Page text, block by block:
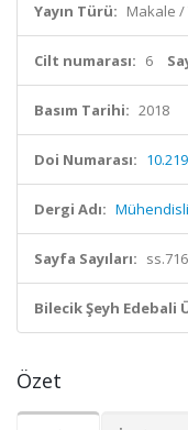
Yayın Türü: Makale /
Cilt numarası: 6
Basım Tarihi: 2018
Doi Numarası:
Dergi Adı:
Sayfa Sayıları:
Bilecik Şeyh Edebali
Özet